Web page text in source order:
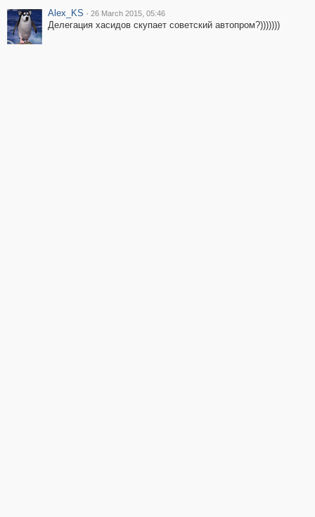
Alex_KS · 26 March 2015, 05:46
Делегация хасидов скупает советский автопром?)))))))